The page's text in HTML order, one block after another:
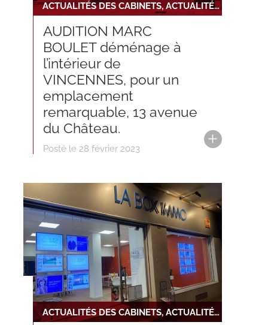
ACTUALITÉS DES CABINETS, ACTUALITÉS DU RÉSEAU, NOUVELLE INSTALLATION
AUDITION MARC
BOULET déménage à
l’intérieur de
VINCENNES, pour un
emplacement
remarquable, 13 avenue
du Château.
Posté le 28 février 2023
ACTUALITÉS DES CABINETS, ACTUALITÉS DU RÉSEAU